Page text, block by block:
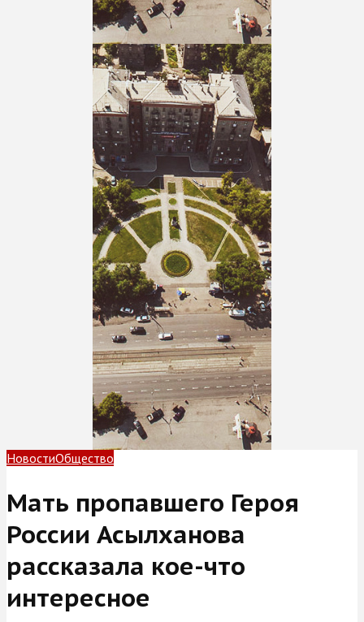
НовостиОбщество
Мать пропавшего Героя
России Асылханова
рассказала кое-что
интересное